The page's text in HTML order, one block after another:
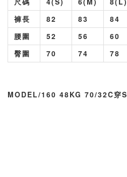
褲長
82 83
84
腰圍
52 56
60
臀圍
70 74 78
MODEL/160 48KG 70/32C穿S